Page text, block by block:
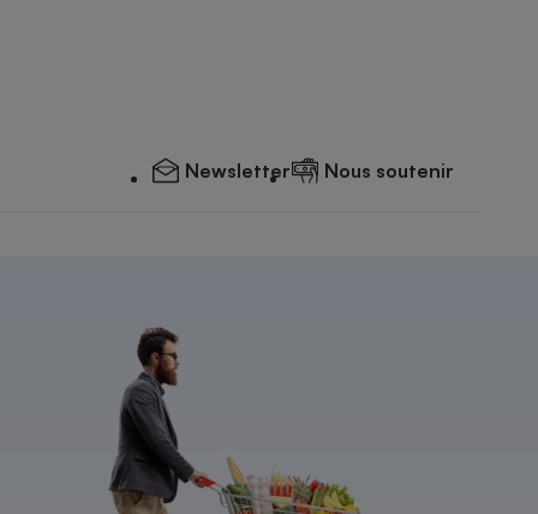
Newsletter Nous soutenir